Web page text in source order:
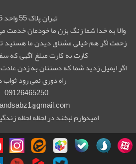
تهران پلاک 55 واحد 15
والا به خدا شما زنگ بزن ما خودمان خدمت
زحمت اگر هم خیلی مشتاق دیدن ما
کارت به کارت مبلغ آگهی که
اگر ایمیل زدید شما که دستتان به زدن
راه دوری نمی رود ثواب
09126465250
امیدوارم لبخند در لحظه لحظه